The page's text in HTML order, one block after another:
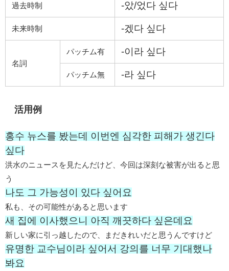
過去時制 -았/었다 싶다
未来時制 -겠다 싶다
名詞
パッチム有 -이라 싶다
パッチム無 -라 싶다
活用例
홍수 뉴스를 봤는데 이번엔 심각한 피해가 생긴다
싶다
洪水のニュースを見たんだけど、今回は深刻な被害が出ると思
う
나도 그 가능성이 있다 싶어요
私も、その可能性があると思います
새 집에 이사했으니 아직 깨끗하다 싶은데요
新しい家に引っ越したので、まだきれいだと思うんですけど
유명한 교수님이라 싶어서 강의를 너무 기대했나
봐요